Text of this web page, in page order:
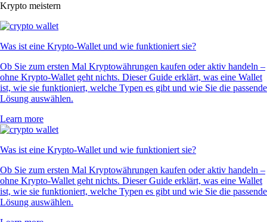
Krypto meistern
Was ist eine Krypto-Wallet und wie funktioniert sie?
Ob Sie zum ersten Mal Kryptowährungen kaufen oder aktiv handeln –
ohne Krypto-Wallet geht nichts. Dieser Guide erklärt, was eine Wallet
ist, wie sie funktioniert, welche Typen es gibt und wie Sie die passende
Lösung auswählen.
Learn more
Was ist eine Krypto-Wallet und wie funktioniert sie?
Ob Sie zum ersten Mal Kryptowährungen kaufen oder aktiv handeln –
ohne Krypto-Wallet geht nichts. Dieser Guide erklärt, was eine Wallet
ist, wie sie funktioniert, welche Typen es gibt und wie Sie die passende
Lösung auswählen.